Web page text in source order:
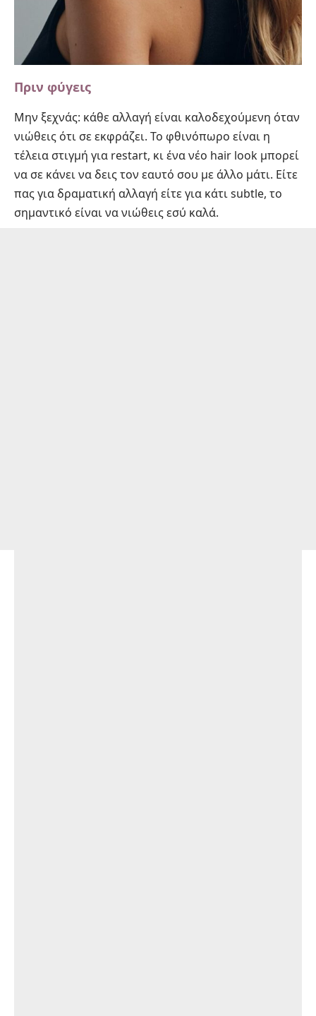
Πριν φύγεις
Μην ξεχνάς: κάθε αλλαγή είναι καλοδεχούμενη όταν
νιώθεις ότι σε εκφράζει. Το φθινόπωρο είναι η
τέλεια στιγμή για restart, κι ένα νέο hair look μπορεί
να σε κάνει να δεις τον εαυτό σου με άλλο μάτι. Είτε
πας για δραματική αλλαγή είτε για κάτι subtle, το
σημαντικό είναι να νιώθεις εσύ καλά.